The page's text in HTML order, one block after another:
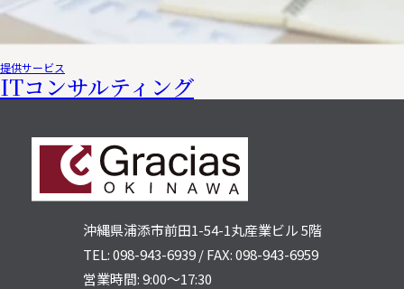
提供サービス
ITコンサルティング
沖縄県浦添市前田1-54-1丸産業ビル 5階
TEL: 098-943-6939/FAX: 098-943-6959
営業時間: 9:00〜17:30